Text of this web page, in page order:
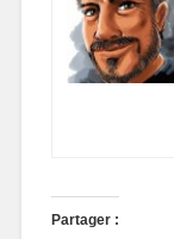
Partager :